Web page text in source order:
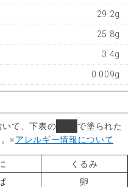
29.2g
25.8g
3.4g
0.009g
て、下表の
で塗られた
※アレルギー情報について
くるみ
卵